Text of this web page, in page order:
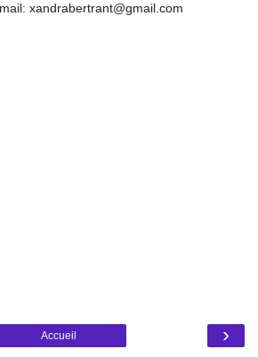
xandrabertrant@gmail.com
›
Accueil